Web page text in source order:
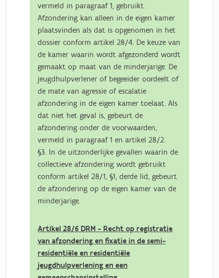
vermeld in paragraaf 1, gebruikt.
Afzondering kan alleen in de eigen kamer
plaatsvinden als dat is opgenomen in het
dossier conform artikel 28/4. De keuze van
de kamer waarin wordt afgezonderd wordt
gemaakt op maat van de minderjarige. De
jeugdhulpverlener of begeeider oordeelt of
de mate van agressie of escalatie
afzondering in de eigen kamer toelaat. Als
dat niet het geval is, gebeurt de
afzondering onder de voorwaarden,
vermeld in paragraaf 1 en artikel 28/2.
§3. In de uitzonderlijke gevallen waarin de
collectieve afzondering wordt gebruikt
conform artikel 28/1, §1, derde lid, gebeurt
de afzondering op de eigen kamer van de
minderjarige.
Artikel 28/6 DRM - Recht op registratie
van afzondering en fixatie in de semi-
residentiële en residentiële
jeugdhulpverlening en een